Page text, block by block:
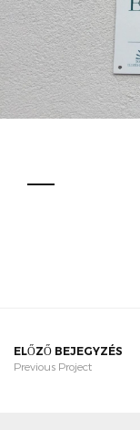
ELŐZŐ BEJEGYZÉS
Previous Project